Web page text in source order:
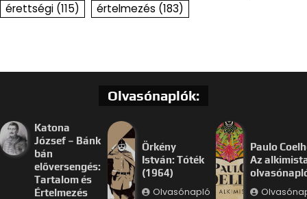
érettségi (115) értelmezés (183)
Olvasónaplók:
Katona
József – Bánk
bán
előversengés:
Tartalom és
Értelmezés
Örkény
István: Tóték
(1964)
Olvasónapló
Paulo
Az